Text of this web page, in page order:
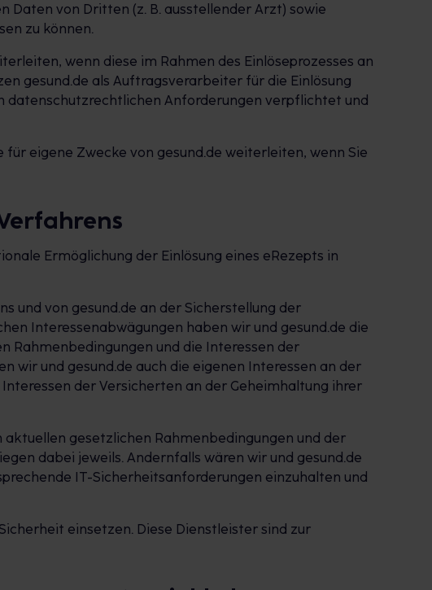
Daten von Dritten (z. B. ausstellender Arzt) sowie
zu können.
wenn diese im Rahmen des Einlöseprozesses an
gesund.de als Auftragsverarbeiter für die Einlösung
datenschutzrechtlichen Anforderungen verpflichtet und
eigene Zwecke von gesund.de weiterleiten, wenn Sie
Ermöglichung der Einlösung eines eRezepts in
und von gesund.de an der Sicherstellung der
Interessenabwägungen haben wir und gesund.de die
Rahmenbedingungen und die Interessen der
wir und gesund.de auch die eigenen Interessen an der
der Versicherten an der Geheimhaltung ihrer
aktuellen gesetzlichen Rahmenbedingungen und der
dabei jeweils. Andernfalls wären wir und gesund.de
IT-Sicherheitsanforderungen einzuhalten und
einsetzen. Diese Dienstleister sind zur